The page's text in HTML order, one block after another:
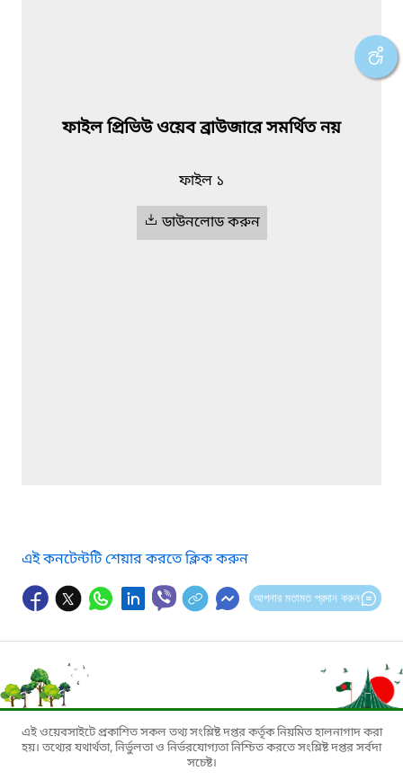
ফাইল প্রিভিউ ওয়েব ব্রাউজারে সমর্থিত নয়
ফাইল ১
ডাউনলোড করুন
এই কনটেন্টটি শেয়ার করতে ক্লিক করুন
আপনার মতামত প্রদান করুন
এই ওয়েবসাইটে প্রকাশিত সকল তথ্য সংশ্লিষ্ট দপ্তর কর্তৃক নিয়মিত হালনাগাদ করা
হয়। তথ্যের যথার্থতা, নির্ভুলতা ও নির্ভরযোগ্যতা নিশ্চিত করতে সংশ্লিষ্ট দপ্তর সর্বদা
সচেষ্ট।